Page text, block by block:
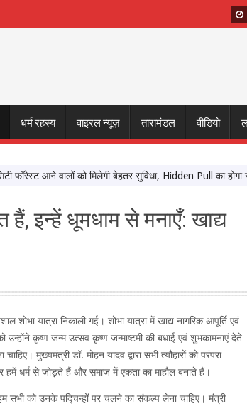
धर्म रहस्य वाइरल न्यूज़ तारामंडल वीडियो
आने वालों को मिलेगी बेहतर सुविधा, Hidden Pull का होगा
हैं, इन्हें धूमधाम से मनाएँ: खाद्य
शोभा यात्रा निकाली गई। शोभा यात्रा में खाद्य नागरिक आपूर्ति एवं
उन्होंने कृष्ण जन्म उत्सव कृष्ण जन्माष्टमी की बधाई एवं शुभकामनाएं देते
मुख्यमंत्री डॉ. मोहन यादव द्वारा सभी त्यौहारों को परंपरा
हमें धर्म से जोड़ते हैं और समाज में एकता का माहौल बनाते हैं।
को उनके पद्चिन्हों पर चलने का संकल्प लेना चाहिए। मंत्री